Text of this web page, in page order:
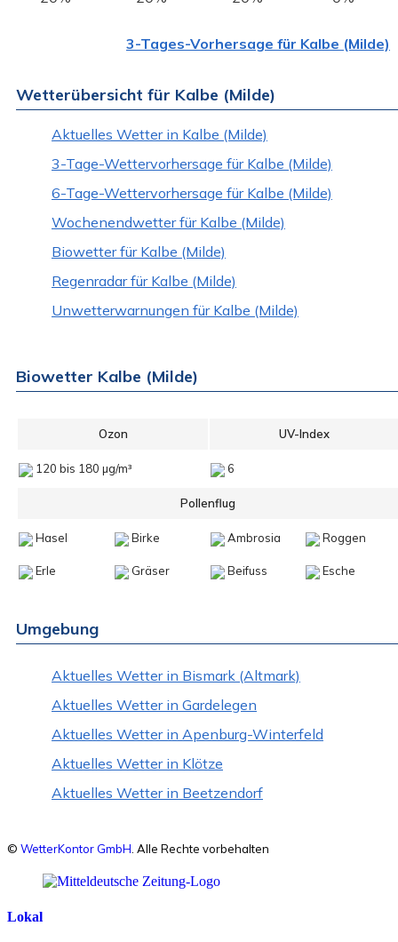
3-Tages-Vorhersage für Kalbe (Milde)
Wetterübersicht für Kalbe (Milde)
Aktuelles Wetter in Kalbe (Milde)
3-Tage-Wettervorhersage für Kalbe (Milde)
6-Tage-Wettervorhersage für Kalbe (Milde)
Wochenendwetter für Kalbe (Milde)
Biowetter für Kalbe (Milde)
Regenradar für Kalbe (Milde)
Unwetterwarnungen für Kalbe (Milde)
Biowetter Kalbe (Milde)
Ozon UV-Index
120 bis 180 µg/m³ 6
Pollenflug
Hasel Birke Ambrosia Roggen
Erle Gräser Beifuss Esche
Umgebung
Aktuelles Wetter in Bismark (Altmark)
Aktuelles Wetter in Gardelegen
Aktuelles Wetter in Apenburg-Winterfeld
Aktuelles Wetter in Klötze
Aktuelles Wetter in Beetzendorf
© WetterKontor GmbH. Alle Rechte vorbehalten
Lokal